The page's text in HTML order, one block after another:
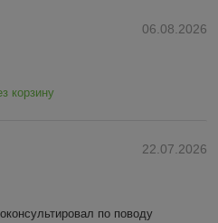
06.08.2026
корзину
22.07.2026
по поводу